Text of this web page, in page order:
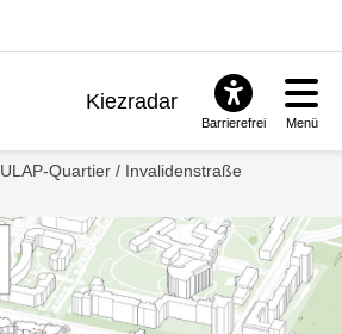
Kiezradar
FAQ & Support
Barrierefrei Menü
ULAP-Quartier / Invalidenstraße